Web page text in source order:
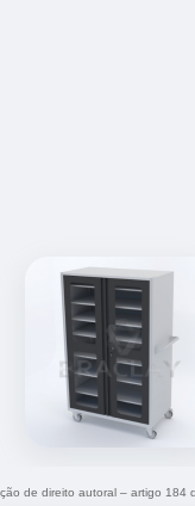
de direito autoral – artigo 184